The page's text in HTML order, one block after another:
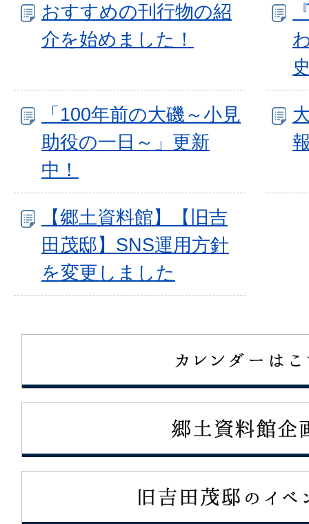
おすすめの刊行物の紹
介を始めました！
「100年前の大磯～小見
助役の一日～」更新
中！
【郷土資料館】【旧吉
田茂邸】SNS運用方針
を変更しました